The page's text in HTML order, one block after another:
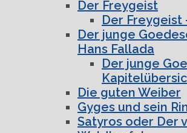
Der Freygeist
Der Freygeist
Der junge
Hans Fallada
Der junge
Die guten Weiber
Gyges und sein
Satyros oder Der